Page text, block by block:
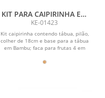
KIT PARA CAIPIRINHA EM
BAMBU / MADEIRA COM
AVENTAL E BANDANA - 0,35
L - 8 PÇS
KE-01423
Kit caipirinha contendo tábua, pilão,
colher de 18cm e base para a tábua
em Bambu; faca para frutas 4 em